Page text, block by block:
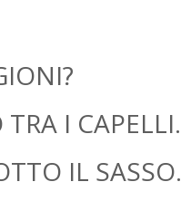
I CAPELLI.
IL SASSO.